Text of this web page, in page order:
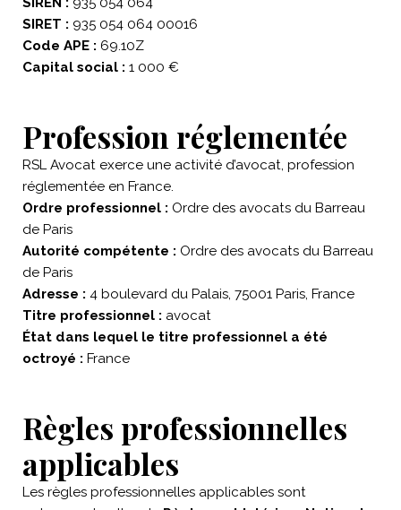
SIRET : 935 054 064 00016
Code APE : 69.10Z
Capital social : 1 000 €
Profession réglementée
RSL Avocat exerce une activité d’avocat, profession
réglementée en France.
Ordre professionnel : Ordre des avocats du Barreau
de Paris
Autorité compétente : Ordre des avocats du Barreau
de Paris
Adresse : 4 boulevard du Palais, 75001 Paris, France
Titre professionnel : avocat
État dans lequel le titre professionnel a été
octroyé : France
Règles professionnelles
applicables
Les règles professionnelles applicables sont